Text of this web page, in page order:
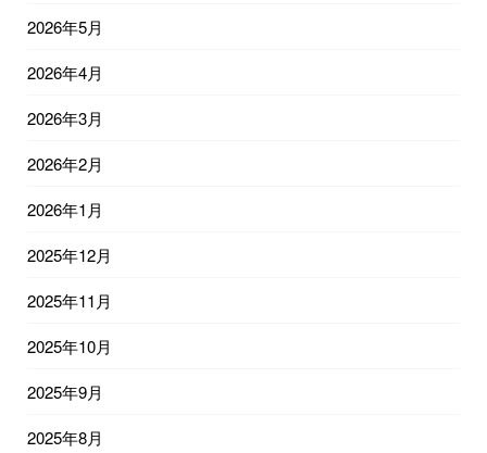
2026年5月
2026年4月
2026年3月
2026年2月
2026年1月
2025年12月
2025年11月
2025年10月
2025年9月
2025年8月